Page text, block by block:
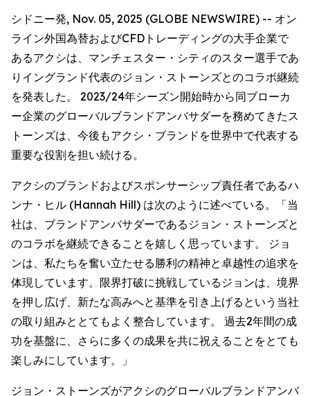
シドニー発, Nov. 05, 2025 (GLOBE NEWSWIRE) -- オン
ライン外国為替およびCFDトレーディングの大手企業で
あるアクシは、マンチェスター・シティのスター選手であ
りイングランド代表のジョン・ストーンズとのコラボ継続
を発表した。 2023/24年シーズン開始時から同ブローカ
ー企業のグローバルブランドアンバサダーを務めてきたス
トーンズは、今後もアクシ・ブランドを世界中で代表する
重要な役割を担い続ける。
アクシのブランドおよびスポンサーシップ責任者であるハ
ンナ・ヒル (Hannah Hill) は次のように述べている。「当
社は、ブランドアンバサダーであるジョン・ストーンズと
のコラボを継続できることを嬉しく思っています。 ジョ
ンは、私たちを奮い立たせる勝利の精神と卓越性の追求を
体現しています。限界打破に挑戦しているジョンは、境界
を押し広げ、新たな高みへと基準を引き上げるという当社
の取り組みととてもよく整合しています。 過去2年間の成
功を基盤に、さらに多くの成果を共に祝えることをとても
楽しみにしています。」
ジョン・ストーンズがアクシのグローバルブランドアンバ